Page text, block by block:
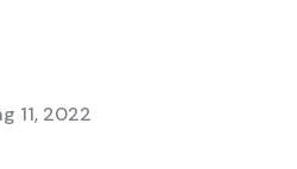
11, 2022